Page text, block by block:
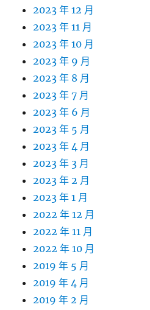
2023 年 12 月
2023 年 11 月
2023 年 10 月
2023 年 9 月
2023 年 8 月
2023 年 7 月
2023 年 6 月
2023 年 5 月
2023 年 4 月
2023 年 3 月
2023 年 2 月
2023 年 1 月
2022 年 12 月
2022 年 11 月
2022 年 10 月
2019 年 5 月
2019 年 4 月
2019 年 2 月